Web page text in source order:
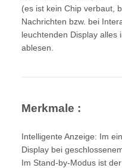
(es ist kein Chip verbaut,
Nachrichten bzw. bei
leuchtenden Display alles
ablesen.
Merkmale :
Intelligente Anzeige: Im
Display bei
Im Stand-by-Modus ist